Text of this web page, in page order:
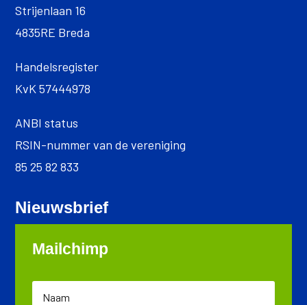
Strijenlaan 16
4835RE Breda
Handelsregister
KvK 57444978
ANBI status
RSIN-nummer van de vereniging
85 25 82 833
Nieuwsbrief
Mailchimp